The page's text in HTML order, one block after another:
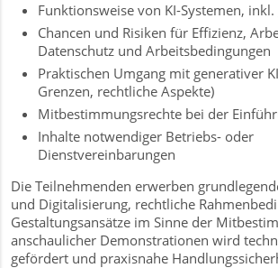
Funktionsweise von KI-Systemen,
Chancen und Risiken für Effizienz,
Datenschutz und Arbeitsbedingungen
Praktischen Umgang mit generativer
Grenzen, rechtliche Aspekte)
Mitbestimmungsrechte bei der
Inhalte notwendiger Betriebs- oder
Dienstvereinbarungen
Die Teilnehmenden erwerben
und Digitalisierung, rechtliche
Gestaltungsansätze im Sinne der
anschaulicher Demonstrationen wird
gefördert und praxisnahe